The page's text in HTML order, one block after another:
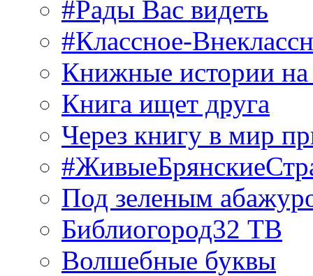
#Рады Вас видеть
#Классное-
Книжные истории
Книга ищет друга
Через книгу в мир
Под зеленым
Библиогород32 ТВ
Волшебные буквы